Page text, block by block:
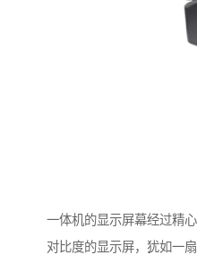
一体机的显示屏幕经过精
对比度的显示屏，犹如一